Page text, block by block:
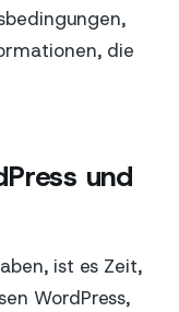
die
und
ist es Zeit,
WordPress,